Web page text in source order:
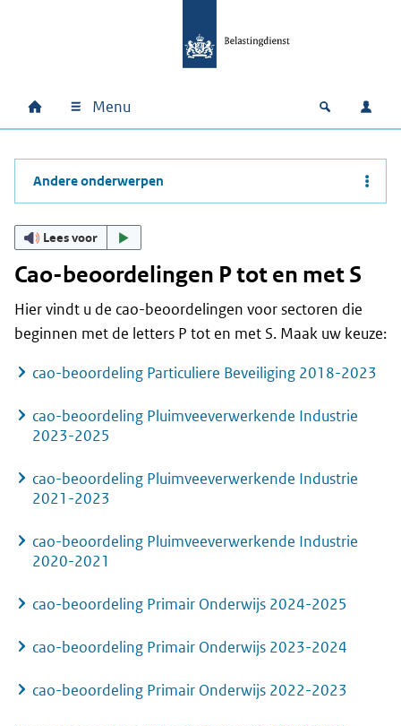
Hoofdnavigatie
Home Menu Open
Andere onderwerpen
Lees voor
Cao-beoordelingen P tot en met S
Hier vindt u de cao-beoordelingen voor sectoren die
beginnen met de letters P tot en met S. Maak uw keuze:
cao-beoordeling Particuliere Beveiliging 2018-2023
cao-beoordeling Pluimveeverwerkende Industrie
2023-2025
cao-beoordeling Pluimveeverwerkende Industrie
2021-2023
cao-beoordeling Pluimveeverwerkende Industrie
2020-2021
cao-beoordeling Primair Onderwijs 2024-2025
cao-beoordeling Primair Onderwijs 2023-2024
cao-beoordeling Primair Onderwijs 2022-2023